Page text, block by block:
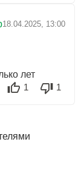
18.04.2025, 13:00
лет
1
1